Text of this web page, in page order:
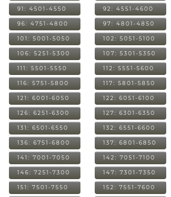
91: 4501-4550 92: 4551-4600
96: 4751-4800 97: 4801-4850
101: 5001-5050 102: 5051-5100
106: 5251-5300 107: 5301-5350
111: 5501-5550 112: 5551-5600
116: 5751-5800 117: 5801-5850
121: 6001-6050 122: 6051-6100
126: 6251-6300 127: 6301-6350
131: 6501-6550 132: 6551-6600
136: 6751-6800 137: 6801-6850
141: 7001-7050 142: 7051-7100
146: 7251-7300 147: 7301-7350
151: 7501-7550 152: 7551-7600